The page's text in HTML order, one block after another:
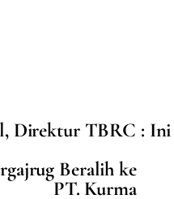
Direktur TBRC : Ini
Beralih ke
PT. Kurma